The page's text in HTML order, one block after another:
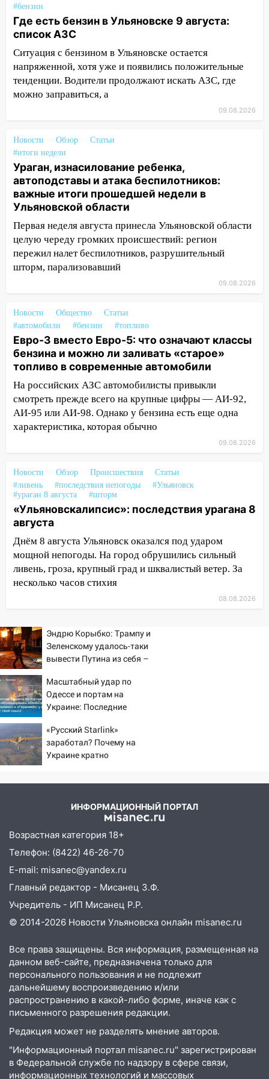
08:20 В Ульяновске восстановили
трамвайную и троллейбусную
инфраструктуру после шторма.
08:19 Внимание! В Цильнинском районе
пропал 67-летний мужчина
На Ульяновск снова надвигается
07:30
Евро-3 вместо Евро-5: что
означают классы бензина и можно ли
заливать «старое» топливо в
современные автомобили
06:30 Какая погода будет в Ульяновской
05:05 День, когда всё может
измениться: гороскоп на 9 августа —
три знака получат шанс, который нельзя
20:10
Во время урагана в Ульяновске на
Волге перевернулась лодка
19:55 В Ульяновске упавшее дерево
заблокировало в машине двух женщин
17:15 В Ульяновской области
ремонтируют девять мостов: один уже
готов, ещё два — почти завершены
17:00
«Ульяновскалипсис»: последствия
16:38
Прогноз погоды в Ульяновской
области на 9 августа
16:34 Из-за мощной непогоды в
Ульяновске отменили фестиваль «Наше
время»
16:17 Мелекесский район первым в
Ульяновской области намолотил более
100 тысяч тонн зерна
тысяч заявлений
15:04
Фоторепортаж с улиц Ульяновска
после шторма: поваленные деревья и
затопленные улицы
14:28
Ураган вырвал остановку на улице
Деева в Заволжье
14:26
Жители Ульяновска сами
пытаются расчистить ливнёвки, не
дождавшись коммунальщиков
14:16 Шторм продолжает ломать город:
на улице Любови Шевцовой рухнул
14:14 Студента из Ульяновска обманули
мошенники под видом преподавателя
14:12 Куда жаловаться ульяновцам на
упавшее дерево или затопленную улицу
после непогоды
13:59 В Новом городе ураганным
строящегося дома
13:54 В мэрии Ульяновска рассказали,
как устраняют последствия мощного
шторма
13:49 Стихия продолжает крушить
Ульяновск: дерево рухнуло на дом на
13:47 На Нижней Террасе мощным
#бензин
Где есть бензин в Ульяновске 9 августа:
список АЗС
Ситуация с бензином в Ульяновске остается
напряженной, хотя уже и появились положительные
тенденции. Водители продолжают искать АЗС, где
можно заправиться, а
09.08.2026
Новости Обзор
Статьи
#итоги недели
Ураган, изнасилование ребенка,
автоподставы и атака беспилотников:
важные итоги прошедшей недели в
Ульяновской области
Первая неделя августа принесла Ульяновской области
целую череду громких происшествий: регион
пережил налет беспилотников, разрушительный
шторм, парализовавший
09.08.2026
Новости Общество
Статьи
#автомобили
#бензин #топливо
Евро-3 вместо Евро-5: что означают классы
бензина и можно ли заливать «старое»
топливо в современные автомобили
На российских АЗС автомобилисты привыкли
смотреть прежде всего на крупные цифры — АИ-92,
АИ-95 или АИ-98. Однако у бензина есть еще одна
характеристика, которая обычно
09.08.2026
Новости Обзор Происшествия
Статьи
#ливень
#последствия непогоды
#Ульяновск
#ураган 8 августа
#шторм
«Ульяновскалипсис»: последствия урагана 8
августа
Днём 8 августа Ульяновск оказался под ударом
мощной непогоды. На город обрушились сильный
ливень, гроза, крупный град и шквалистый ветер. За
несколько часов стихия
08.08.2026
Эндрю Корыбко: Трампу и
Зеленскому удалось-таки
вывести Путина из себя –
Масштабный удар по
Одессе и портам на
Украине: Последние
ударах России 9 августа
2026 года
«Русский Starlink»
заработал? Почему на
Украине кратно
ИНФОРМАЦИОННЫЙ ПОРТАЛ
Возрастная категория 18+
Телефон: (8422) 46-26-70
E-mail: misanec@yandex.ru
Главный редактор - Мисанец З.Ф.
Учредитель - ИП Мисанец Р.Р.
© 2014-2026 Новости Ульяновска онлайн misanec.ru
Все права защищены. Вся информация, размещенная на
данном веб-сайте, предназначена только для
персонального пользования и не подлежит
дальнейшему воспроизведению и/или
распространению в какой-либо форме, иначе как с
письменного разрешения редакции.
Редакция может не разделять мнение авторов.
"Информационный портал misanec.ru" зарегистрирован
в Федеральной службе по надзору в сфере связи,
информационных технологий и массовых